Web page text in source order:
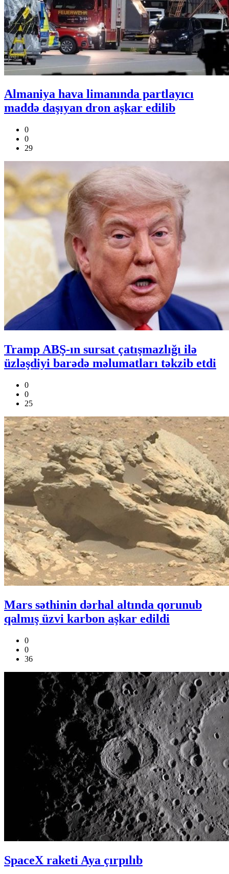
Almaniya hava limanında partlayıcı
maddə daşıyan dron aşkar edilib
0
0
29
Tramp ABŞ-ın sursat çatışmazlığı ilə
üzləşdiyi barədə məlumatları təkzib etdi
0
0
25
Mars səthinin dərhal altında qorunub
qalmış üzvi karbon aşkar edildi
0
0
36
SpaceX raketi Aya çırpılıb